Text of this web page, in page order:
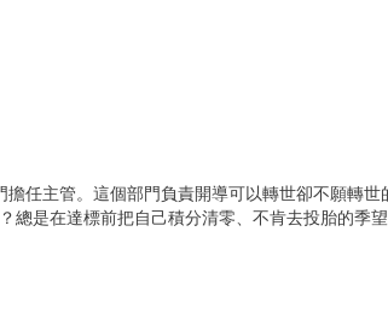
任主管。這個部門負責開導可以轉世卻不願轉
是在達標前把自己積分清零、不肯去投胎的季